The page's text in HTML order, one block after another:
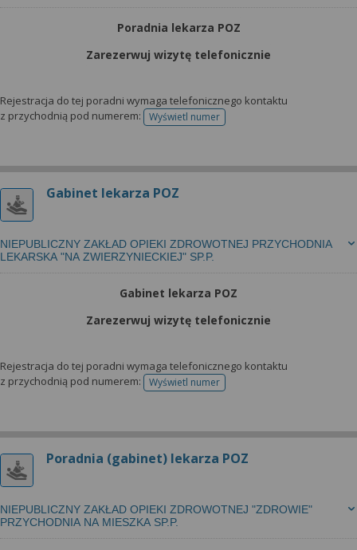
Poradnia lekarza POZ
Zarezerwuj wizytę telefonicznie
Rejestracja do tej poradni wymaga telefonicznego kontaktu
z przychodnią pod numerem:
Wyświetl numertelefonu do rejestracji
Gabinet lekarza POZ
NIEPUBLICZNY ZAKŁAD OPIEKI ZDROWOTNEJ PRZYCHODNIA
LEKARSKA "NA ZWIERZYNIECKIEJ" SP.P.
Gabinet lekarza POZ
Zarezerwuj wizytę telefonicznie
Rejestracja do tej poradni wymaga telefonicznego kontaktu
z przychodnią pod numerem:
Wyświetl numertelefonu do rejestracji
Poradnia (gabinet) lekarza POZ
NIEPUBLICZNY ZAKŁAD OPIEKI ZDROWOTNEJ "ZDROWIE"
PRZYCHODNIA NA MIESZKA SP.P.